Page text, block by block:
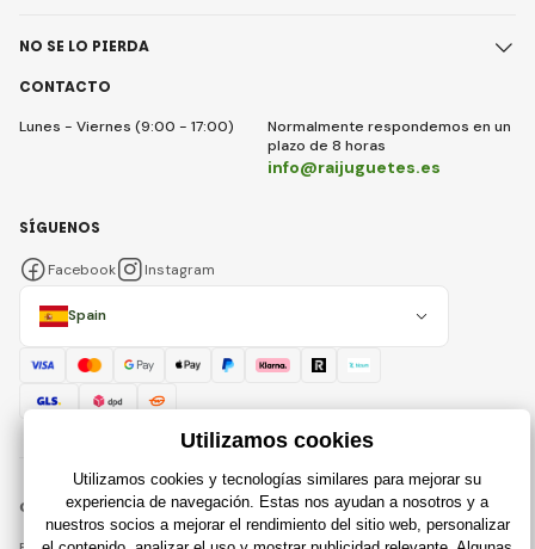
CONTACTO
Lunes - Viernes (9:00 - 17:00)
Normalmente respondemos en un
plazo de 8 horas
info@raijuguetes.es
NO SE LO PIERDA
Spain
SÍGUENOS
Facebook Instagram
© 2018 - 2026 Raijuguetes.es, Todos los derechos reservados